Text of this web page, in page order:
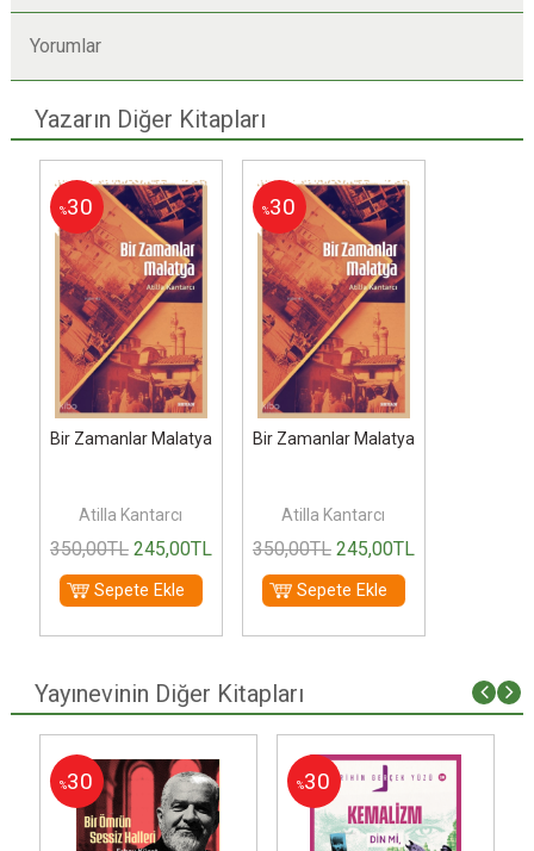
Yorumlar
Yazarın Diğer Kitapları
%30
Bir Zamanlar Malatya
Atilla Kantarcı
350,00TL 245,00TL
Sepete Ekle
%30
Bir Zamanlar Malatya
Atilla Kantarcı
350,00TL 245,00TL
Sepete Ekle
Yayınevinin Diğer Kitapları
%30 %30